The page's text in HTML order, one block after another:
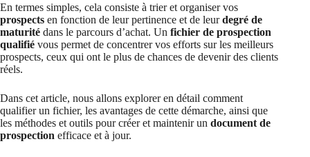
En termes simples, cela consiste à trier et organiser vos
prospects en fonction de leur pertinence et de leurdegré de
maturité dans le parcours d’achat. Un fichier de prospection
qualifié vous permet de concentrer vos efforts sur les meilleurs
prospects, ceux qui ont le plus de chances de devenir des clients
réels.
Dans cet article, nous allons explorer en détail comment
qualifier un fichier, les avantages de cette démarche, ainsi que
les méthodes et outils pour créer et maintenir un document de
prospection efficace et à jour.